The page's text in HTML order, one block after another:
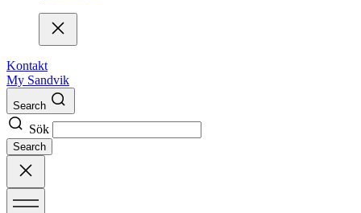
Kontakt
My Sandvik
Search
Sök
Search